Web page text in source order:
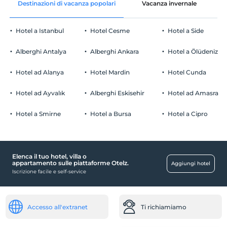
Gratuito Parcheggio pubblico
centri commerciali
Il centro commerciale
Salute
Spa/centro benessere
camere non fumatori
figli
I bambini di età inferiore a 2 non vengono addebitati
Destinazioni di vacanza popolari Vacanza invernale
Hotel a Istanbul
Alberghi Antalya
Hotel ad Alanya
Hotel ad Ayvalık
Hotel a Smirne
Hotel Cesme
Alberghi Ankara
Hotel Mardin
Alberghi Eskisehir
Hotel a Bursa
Hotel a Side
Hotel a Ölüdeniz
Hotel Cunda
Hotel ad Amasra
Hotel a Cipro
Elenca il tuo hotel, villa o
appartamento sulle piattaforme Otelz.
Iscrizione facile e self-service
Aggiungi hotel
Accesso all'extranet Ti richiamiamo